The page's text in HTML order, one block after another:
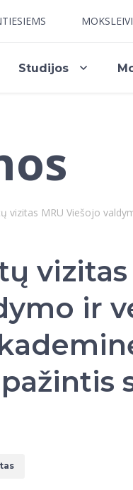
Studijos
vizitas MRU Viešojo
vizitas
ir